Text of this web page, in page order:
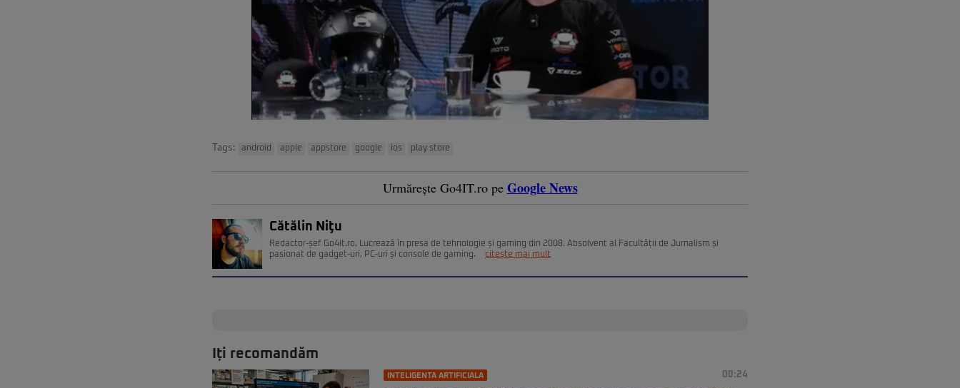
Tags: android apple appstore google ios play store
Urmărește Go4IT.ro pe Google News
Cătălin Niţu
Redactor-șef Go4it.ro. Lucrează în presa de tehnologie și gaming din 2008. Absolvent al Facultății de Jurnalism și
pasionat de gadget-uri, PC-uri și console de gaming.
citește mai mult
Iți recomandăm
INTELIGENTA ARTIFICIALA 00:24